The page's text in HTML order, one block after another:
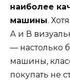
наиболее
машины.
А и В
— настолько
машины,
покупать не